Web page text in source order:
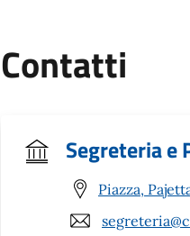
Contatti
Segreteria e
Piazza,